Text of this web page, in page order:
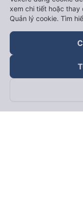
Theo dõi chúng
xem chi tiết hoặc
Quản lý cookie. Tìm